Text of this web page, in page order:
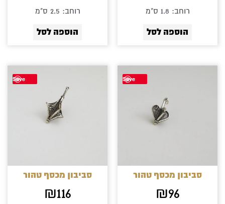
רוחב: 1.8 ס"מ
הוספה לסל
רוחב: 2.5 ס"מ
הוספה לסל
Save
סביבון מכסף טהור
₪96
Save
סביבון מכסף טהור
₪116